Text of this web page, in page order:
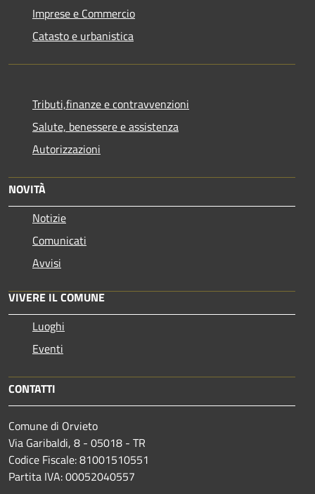
Imprese e Commercio
Catasto e urbanistica
Tributi,finanze e contravvenzioni
Salute, benessere e assistenza
Autorizzazioni
NOVITÀ
Notizie
Comunicati
Avvisi
VIVERE IL COMUNE
Luoghi
Eventi
CONTATTI
Comune di Orvieto
Via Garibaldi, 8 - 05018 - TR
Codice Fiscale: 81001510551
Partita IVA: 00052040557